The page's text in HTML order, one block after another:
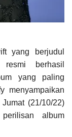
yang berjudul
berhasil
yang paling
menyampaikan
(21/10/22)
album